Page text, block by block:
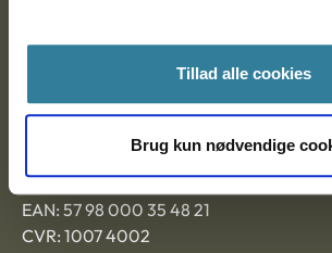
Tillad alle cookies
Brug kun nødvendige
Ankestyrelsen Aalborg
EAN: 57 98 000 35 48 21
CVR: 1007 4002